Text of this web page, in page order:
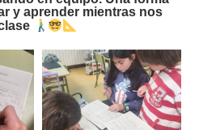
y aprender mientras nos